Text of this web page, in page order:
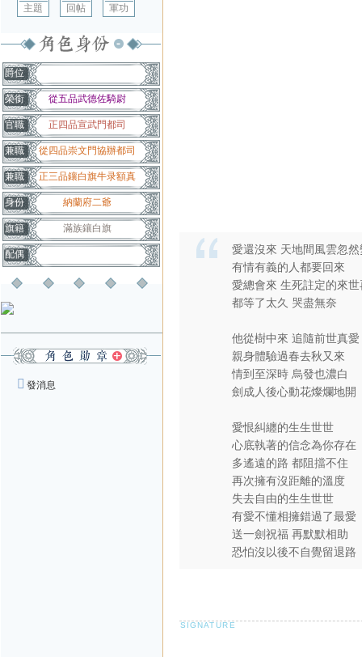
主題 回帖
軍功
爵位
榮銜 從五品武德佐騎尉
官職 正四品宣武門都司
兼職 從四品崇文門協辦都司
兼職 正三品鑲白旗牛录額真
身份 納蘭府二爺
旗籍 滿族鑲白旗
配偶
發消息
愛還沒來 天地間風雲忽然
有情有義的人都要回來
愛總會來 生死註定的來世
都等了太久 哭盡無奈
他從樹中來 追隨前世真愛
親身體驗過春去秋又來
情到至深時 烏發也濃白
劍成人後心動花燦爛地開
愛恨糾纏的生生世世
心底執著的信念為你存在
多遙遠的路 都阻擋不住
再次擁有沒距離的溫度
失去自由的生生世世
有愛不懂相擁錯過了最愛
送一劍祝福 再默默相助
恐怕沒以後不自覺留退路